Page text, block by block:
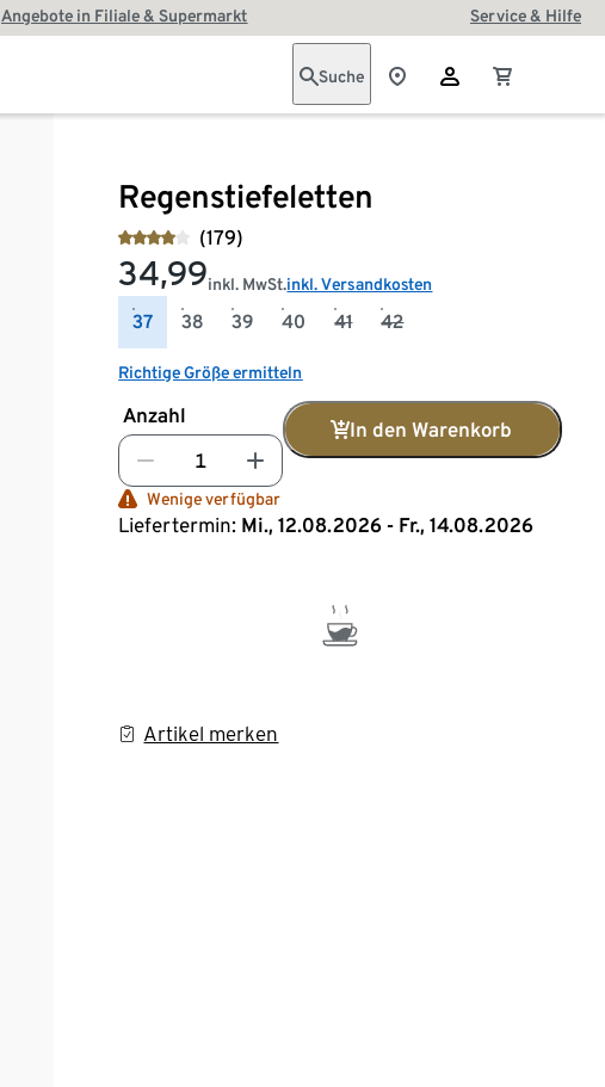
Angebote in Filiale & Supermarkt Service & Hilfe
Suche
Regenstiefeletten
(179)
34,99inkl. MwSt.inkl. Versandkosten
37 38 39 40 41 42
Richtige Größe ermitteln
Anzahl
In den Warenkorb
Wenige verfügbar
Liefertermin: Mi., 12.08.2026 - Fr., 14.08.2026
Artikel merken